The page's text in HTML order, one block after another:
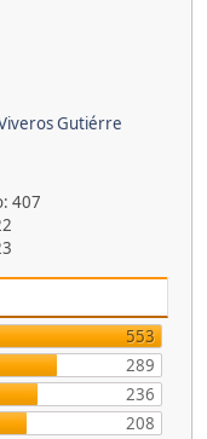
Gutiérre
407
553
289
236
208